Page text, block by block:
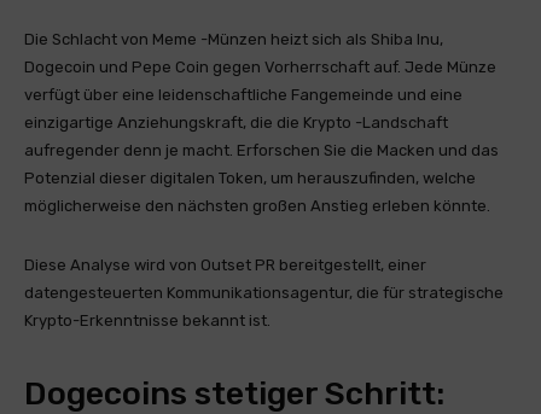
Die Schlacht von Meme -Münzen heizt sich als Shiba Inu,
Dogecoin und Pepe Coin gegen Vorherrschaft auf. Jede Münze
verfügt über eine leidenschaftliche Fangemeinde und eine
einzigartige Anziehungskraft, die die Krypto -Landschaft
aufregender denn je macht. Erforschen Sie die Macken und das
Potenzial dieser digitalen Token, um herauszufinden, welche
möglicherweise den nächsten großen Anstieg erleben könnte.
Diese Analyse wird von Outset PR bereitgestellt, einer
datengesteuerten Kommunikationsagentur, die für strategische
Krypto-Erkenntnisse bekannt ist.
Dogecoins stetiger Schritt: